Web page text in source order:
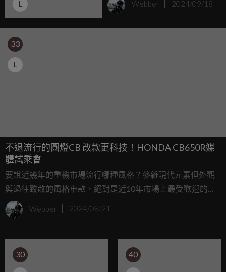
L
你的心Webber 2024/09/18
33
L
不退流行的圓燈CB 改款更科技！HONDA CB650R媒
體試乘會
要說近幾年的重機市場流行哪種風格？參雜現代元素但外觀
與過往致敬的風格車款，絕對是近10年市場上最受歡迎的選
項之一，而Honda也在CB650F改款為CB650R之際，導入
Neo Sports Café風格做為主軸，從小排量到公升級車款推出
適好上手的圓燈街車元素，加上四缸加持的紅牌神車，全新
改款Honda CB650R。
Webber 2024/08/21
30 40